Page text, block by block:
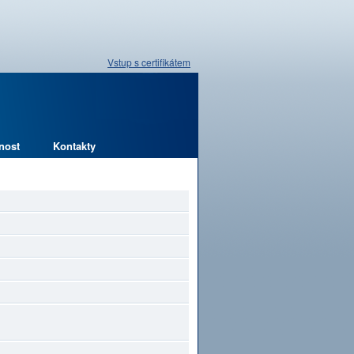
Vstup s certifikátem
Kontakty